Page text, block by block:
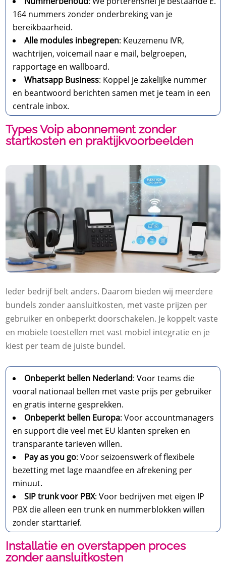
164 nummers zonder onderbreking van je
bereikbaarheid.​
Alle modules inbegrepen: Keuzemenu IVR,
wachtrijen, voicemail naar e mail, belgroepen,
rapportage en wallboard.​
Whatsapp Business: Koppel je zakelijke nummer
en beantwoord berichten samen met je team in een
centrale inbox.​
Types Voip abonnement zonder
startkosten en praktijkvoorbeelden
Ieder bedrijf belt anders.​ Daarom bieden wij meerdere
bundels zonder aansluitkosten, met vaste prijzen per
gebruiker en onbeperkt doorschakelen.​ Je koppelt vaste
en mobiele toestellen met vast mobiel integratie en je
kiest per team de juiste bundel.​
Onbeperkt bellen Nederland: Voor teams die
vooral nationaal bellen met vaste prijs per gebruiker
en gratis interne gesprekken.​
Onbeperkt bellen Europa: Voor accountmanagers
en support die veel met EU klanten spreken en
transparante tarieven willen.​
Pay as you go: Voor seizoenswerk of flexibele
bezetting met lage maandfee en afrekening per
minuut.​
SIP trunk voor PBX: Voor bedrijven met eigen IP
PBX die alleen een trunk en nummerblokken willen
zonder starttarief.​
Installatie en overstappen proces
zonder aansluitkosten